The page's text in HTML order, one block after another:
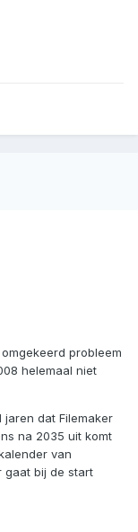
probleem
helemaal niet
dat Filemaker
na 2035 uit komt
van
gaat bij de start